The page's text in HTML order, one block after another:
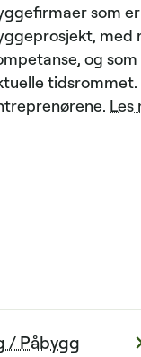
som
med
og
Les
/ Påbygg